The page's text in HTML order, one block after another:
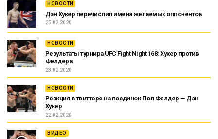
НОВОСТИ
Дэн Хукер перечислил имена желаемых оппонентов
25.02.2020
НОВОСТИ
Результаты турнира UFC Fight Night 168: Хукер против
Фелдера
23.02.2020
НОВОСТИ
Реакция в твиттере на поединок Пол Фелдер — Дэн
Хукер
22.02.2020
ВИДЕО